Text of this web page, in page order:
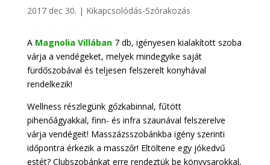
2017 dec 30. | Kikapcsolódás-Szórakozás
A Magnolia Villában7 db, igényesen kialakított szoba
várja a vendégeket, melyek mindegyike saját
fürdőszobával és teljesen felszerelt konyhával
rendelkezik!
Wellness részlegünk gőzkabinnal, fűtött
pihenőágyakkal, finn- és infra szaunával felszerelve
várja vendégeit! Masszázsszobánkba igény szerinti
időpontra érkezik a masszőr! Eltöltene egy jókedvű
estét? Clubszobánkat erre rendeztük be könyvsarokkal,